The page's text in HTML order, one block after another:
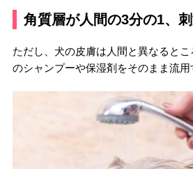
角質層が人間の3分の1、
ただし、犬の皮膚は人間と異なると
のシャンプーや保湿剤をそのまま流用